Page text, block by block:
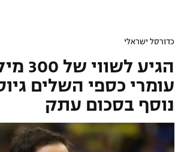
גביע הטוטו
ליגיונרים
גביע המדינה
ליגת האלופות
ליגה אירופית
ליגה אנגלית
כדורסל ישראלי
ליגת ווינר סל
ליגה לאומית
כדורסל עולמי
כדורסל ישראלי
הגיע
עומרי כספי השלים
נוסף בסכום עתק